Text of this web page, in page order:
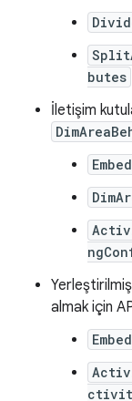
butes
İletişim
almak için